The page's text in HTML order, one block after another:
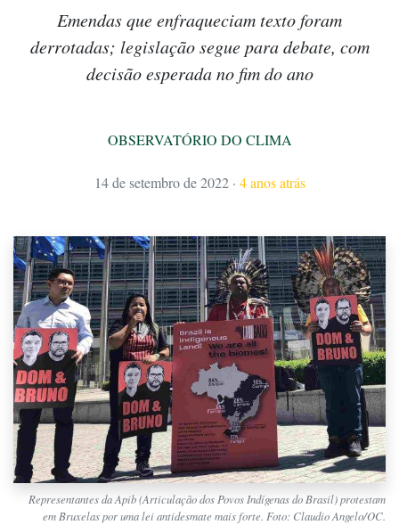
Emendas que enfraqueciam texto foram
derrotadas; legislação segue para debate, com
decisão esperada no fim do ano
OBSERVATÓRIO DO CLIMA
14 de setembro de 2022 · 4 anos atrás
Representantes da Apib (Articulação dos Povos Indígenas do Brasil) protestam
em Bruxelas por uma lei antidesmate mais forte. Foto: Claudio Angelo/OC.